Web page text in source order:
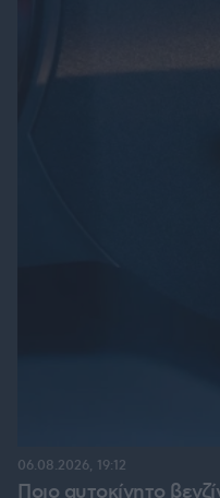
Ποιο αυτοκίνητο
06.08.2026, 19:12